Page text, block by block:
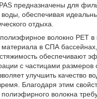
предназначены для
воды, обеспечивая
отдыха.
волокно PET в
в СПА бассейнах,
обеспечивают
с частицами размеров
улучшить качество
Благодаря этим
полиэфирного волокна